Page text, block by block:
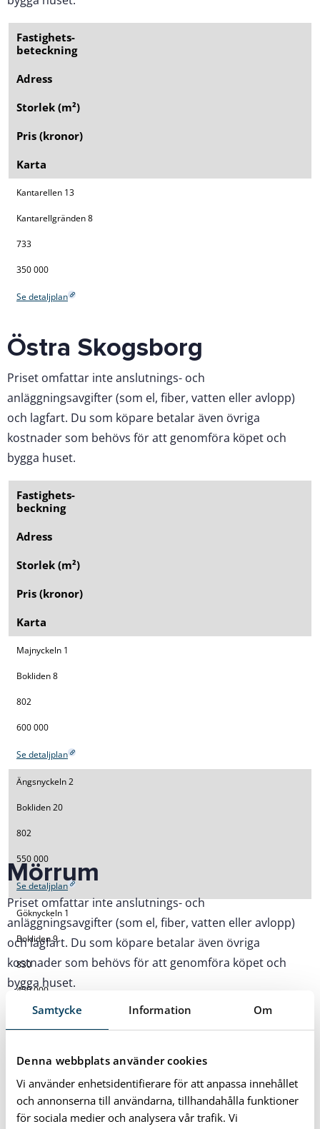
Samtycke Information Om
Denna webbplats använder cookies
Vi använder enhetsidentifierare för att anpassa innehållet
och annonserna till användarna, tillhandahålla funktioner
för sociala medier och analysera vår trafik. Vi
Fastighets­
beteckning
Adress
Storlek (m²)
Pris (kronor)
Karta
Kantarellen 13
Kantarellgränden 8
733
350 000
Se detaljplan
Östra Skogsborg
Priset omfattar inte anslutnings- och
anläggningsavgifter (som el, fiber, vatten eller avlopp)
och lagfart. Du som köpare betalar även övriga
kostnader som behövs för att genomföra köpet och
bygga huset.
Fastighets­
beckning
Adress
Storlek (m²)
Pris (kronor)
Karta
Majnyckeln 1
Bokliden 8
802
600 000
Se detaljplan
Ängsnyckeln 2
Bokliden 20
802
550 000
Se detaljplan
Göknyckeln 1
Bokliden 9
830
450 000
Se detaljplan
824
450 000
Mörrum
Priset omfattar inte anslutnings- och
anläggningsavgifter (som el, fiber, vatten eller avlopp)
och lagfart. Du som köpare betalar även övriga
kostnader som behövs för att genomföra köpet och
bygga huset.
Fastighets­
beteckning
Adress
Storlek (m²)
Pris (kronor)